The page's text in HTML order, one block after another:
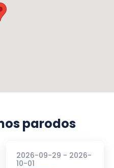
parodos
2026-09-29 - 2026-
10-01